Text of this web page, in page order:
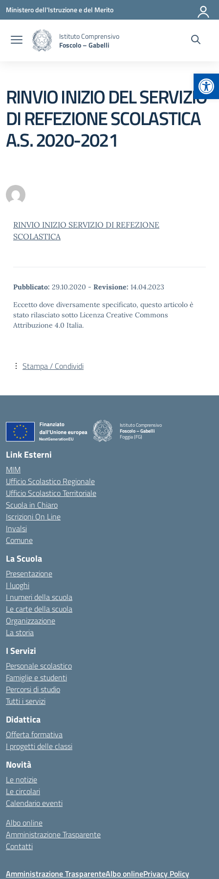
Vai ai contenuti
Vai al menu di navigazione
Vai al footer
Ministero dell'Istruzione e del Merito
Istituto Comprensivo
Foscolo – Gabelli
RINVIO INIZIO DEL SERVIZIO
DI REFEZIONE SCOLASTICA
A.S. 2020-2021
RINVIO INIZIO SERVIZIO DI REFEZIONE
SCOLASTICA
Pubblicato: 29.10.2020 - Revisione: 14.04.2023
Eccetto dove diversamente specificato, questo articolo è
stato rilasciato sotto Licenza Creative Commons
Attribuzione 4.0 Italia.
Stampa / Condividi
Istituto Comprensivo
Foscolo – Gabelli
Foggia (FG)
— Visita la pagina iniziale della scuola
Link Esterni
MIM
Ufficio Scolastico Regionale
Ufficio Scolastico Territoriale
Scuola in Chiaro
Iscrizioni On Line
Invalsi
Comune
La Scuola
Presentazione
I luoghi
I numeri della scuola
Le carte della scuola
Organizzazione
La storia
I Servizi
Personale scolastico
Famiglie e studenti
Percorsi di studio
Tutti i servizi
Didattica
Offerta formativa
I progetti delle classi
Novità
Le notizie
Le circolari
Calendario eventi
Albo online
Amministrazione Trasparente
Contatti
Amministrazione TrasparenteAlbo onlinePrivacy Policy